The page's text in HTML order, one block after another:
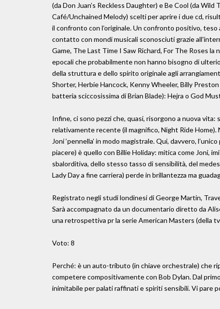
(da Don Juan’s Reckless Daughter) e Be Cool (da
Café/Unchained Melody) scelti per aprire i due cd,
il confronto con l’originale. Un confronto positivo, teso
contatto con mondi musicali sconosciuti grazie
Game, The Last Time I Saw Richard, For The Roses la
epocali che probabilmente non hanno bisogno di
della struttura e dello spirito originale agli
Shorter, Herbie Hancock, Kenny Wheeler, Billy
batteria sciccosissima di Brian Blade): Hejra o God
Infine, ci sono pezzi che, quasi, risorgono a nuova
relativamente recente (il magnifico, Night Ride
Joni ‘pennella’ in modo magistrale. Qui, davvero,
piacere) è quello con Billie Holiday: mitica come Joni,
sbalorditiva, dello stesso tasso di sensibilità, del
Lady Day a fine carriera) perde in brillantezza ma
Registrato negli studi londinesi di George Martin,
Sarà accompagnato da un documentario diretto da
una retrospettiva pr la serie American Masters (della
Voto: 8
Perché: è un auto-tributo (in chiave orchestrale) che
competere compositivamente con Bob Dylan. Dal
inimitabile per palati raffinati e spiriti sensibili. Vi pare